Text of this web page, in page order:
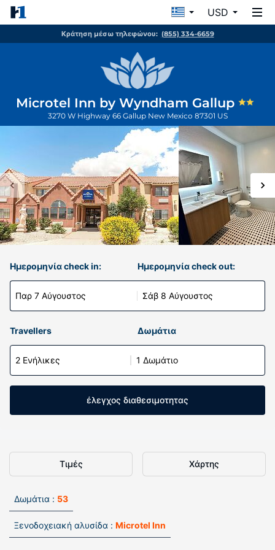
USD
Κράτηση μέσω τηλεφώνου: (855) 334-6659
Microtel Inn by Wyndham Gallup
3270 W Highway 66 Gallup New Mexico 87301 US
Ημερομηνία check in:
Παρ 7 Αύγουστος
Ημερομηνία check out:
Σάβ 8 Αύγουστος
Travellers Δωμάτια
2 Ενήλικες 1 Δωμάτιο
έλεγχος διαθεσιμοτητας
Τιμές Χάρτης
Δωμάτια : 53
Ξενοδοχειακή αλυσίδα : Microtel Inn